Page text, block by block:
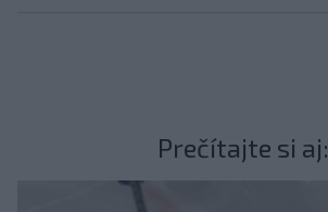
Prečítajte si aj: